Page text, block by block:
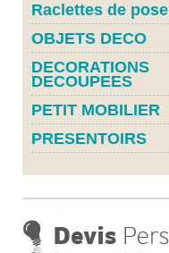
Raclettes de pose
OBJETS DECO
DECORATIONS
DECOUPEES
PETIT MOBILIER
PRESENTOIRS